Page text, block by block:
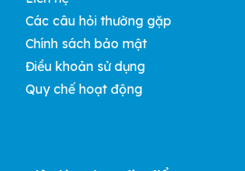
Các câu hỏi thường gặp
Chính sách bảo mật
Điều khoản sử dụng
Quy chế hoạt động